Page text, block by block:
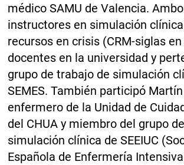
médico SAMU de Valencia.
instructores en simulación
recursos en crisis (CRM-siglas
docentes en la universidad y
grupo de trabajo de simulación
SEMES. También participó
enfermero de la Unidad de
del CHUA y miembro del grupo
simulación clínica de SEEIUC
Española de Enfermería